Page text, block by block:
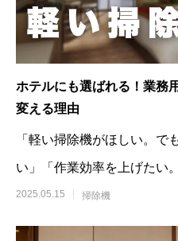
ORBOT
ホテルにも選ばれる！業務
変える理由
「軽い掃除機がほしい。で
い」「作業効率を上げたい
いと結局使われなくなる」
2025.05.15 掃除機